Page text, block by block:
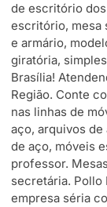
de escritório
escritório, mesa
e armário,
giratória,
Brasília!
Região. Conte
nas linhas de
aço, arquivos
de aço, móveis
professor.
secretária. Pollo
empresa séria